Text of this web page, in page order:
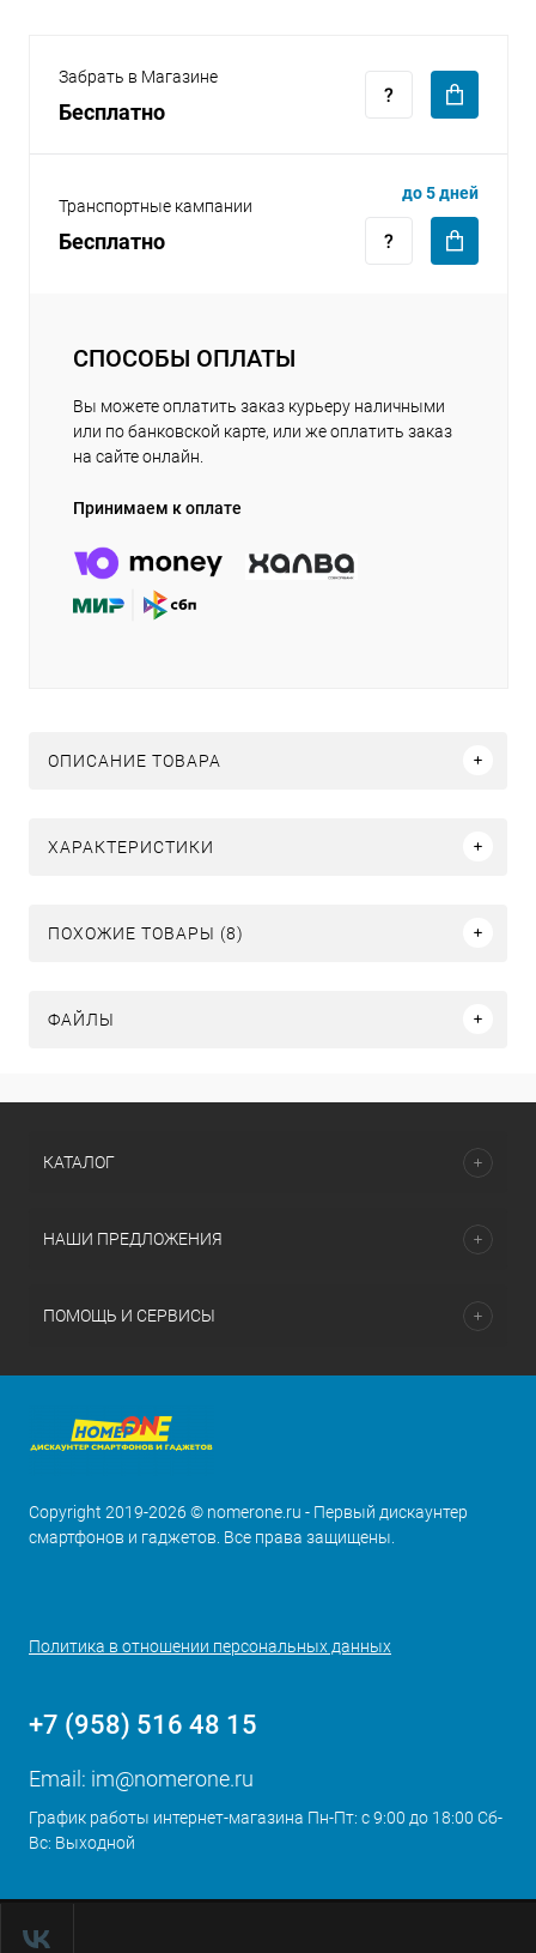
Забрать в Магазине
Бесплатно
Транспортные кампании
Бесплатно
до 5 дней
СПОСОБЫ ОПЛАТЫ
Вы можете оплатить заказ курьеру наличными
или по банковской карте, или же оплатить заказ
на сайте онлайн.
Принимаем к оплате
ОПИСАНИЕ ТОВАРА
ХАРАКТЕРИСТИКИ
ПОХОЖИЕ ТОВАРЫ (8)
ФАЙЛЫ
КАТАЛОГ
НАШИ ПРЕДЛОЖЕНИЯ
ПОМОЩЬ И СЕРВИСЫ
Copyright 2019-2026 © nomerone.ru - Первый дискаунтер
смартфонов и гаджетов. Все права защищены.
Политика в отношении персональных данных
+7 (958) 516 48 15
Email: im@nomerone.ru
График работы интернет-магазина Пн-Пт: с 9:00 до 18:00 Сб-
Вс: Выходной